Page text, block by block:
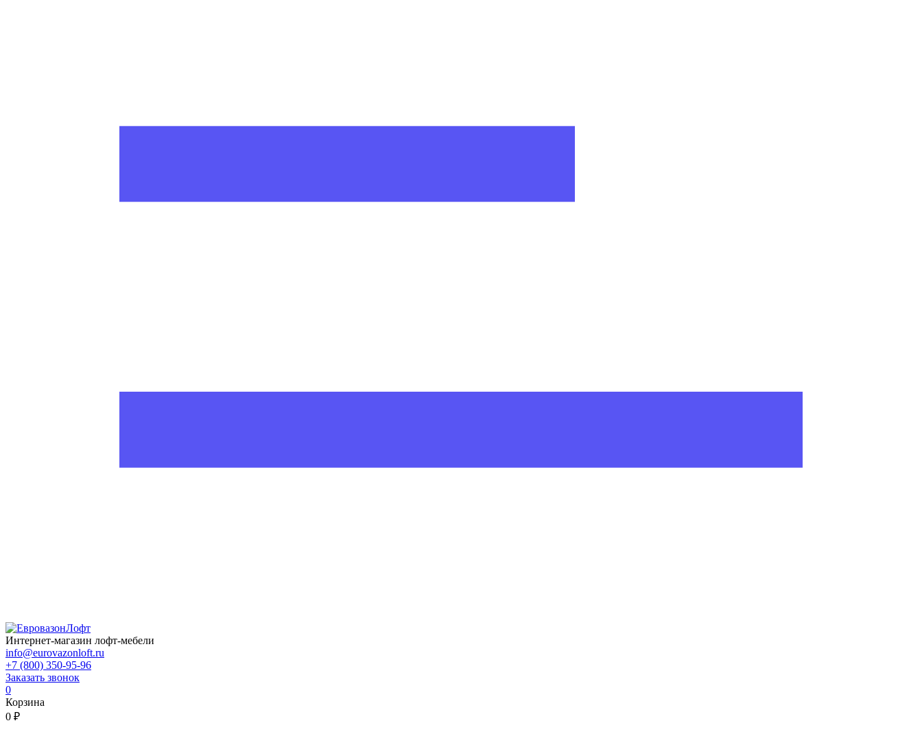
Интернет-магазин лофт-мебели
info@eurovazonloft.ru
+7 (800) 350-95-96
Заказать звонок
0
Корзина
0 ₽